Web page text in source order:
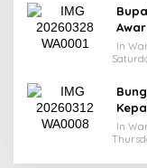
In
In